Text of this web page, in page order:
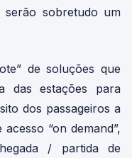
serão sobretudo um
de soluções que
das estações para
dos passageiros a
“on demand”,
/ partida de